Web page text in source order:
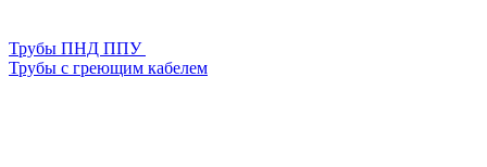
Трубы ПНД ППУ
Трубы с греющим кабелем